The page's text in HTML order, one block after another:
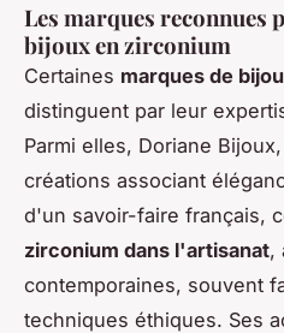
Les marques reconnues
bijoux en zirconium
Certaines marques de
distinguent par leur
Parmi elles, Doriane
créations associant
d'un savoir-faire français,
zirconium dans l'artisanat,
contemporaines, souvent
techniques éthiques. Ses